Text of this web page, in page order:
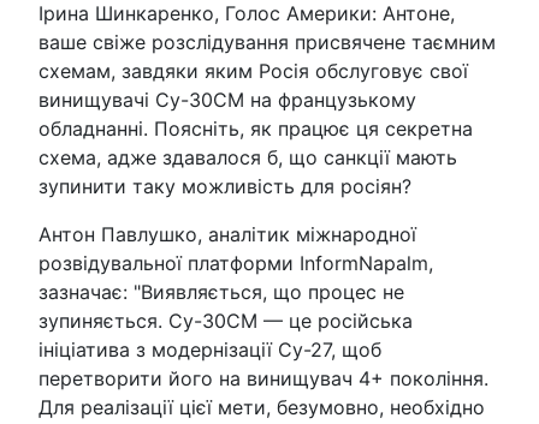
Ірина Шинкаренко, Голос Америки: Антоне,
ваше свіже розслідування присвячене таємним
схемам, завдяки яким Росія обслуговує свої
винищувачі Су-30СМ на французькому
обладнанні. Поясніть, як працює ця секретна
схема, адже здавалося б, що санкції мають
зупинити таку можливість для росіян?
Антон Павлушко, аналітик міжнародної
розвідувальної платформи InformNapalm,
зазначає: "Виявляється, що процес не
зупиняється. Су-30СМ — це російська
ініціатива з модернізації Су-27, щоб
перетворити його на винищувач 4+ покоління.
Для реалізації цієї мети, безумовно, необхідно